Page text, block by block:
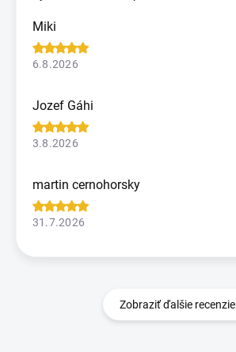
Miki
6.8.2026
Jozef Gáhi
3.8.2026
martin cernohorsky
31.7.2026
Zobraziť ďalšie recenzie